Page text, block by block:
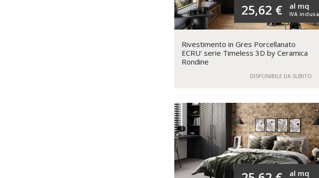
25,62 € IVA inclusa
al mq
Rivestimento in Gres Porcellanato
ECRU' serie Timeless 3D by Ceramica
Rondine
DISPONIBILE DA SUBITO
al mq